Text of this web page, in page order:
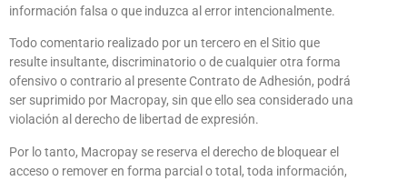
información falsa o que induzca al error intencionalmente.
Todo comentario realizado por un tercero en el Sitio que
resulte insultante, discriminatorio o de cualquier otra forma
ofensivo o contrario al presente Contrato de Adhesión, podrá
ser suprimido por Macropay, sin que ello sea considerado una
violación al derecho de libertad de expresión.
Por lo tanto, Macropay se reserva el derecho de bloquear el
acceso o remover en forma parcial o total, toda información,